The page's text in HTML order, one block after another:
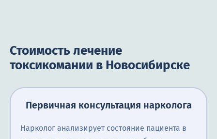
Стоимость лечение
токсикомании в Новосибирске
Первичная консультация нарколога
Нарколог анализирует состояние пациента в